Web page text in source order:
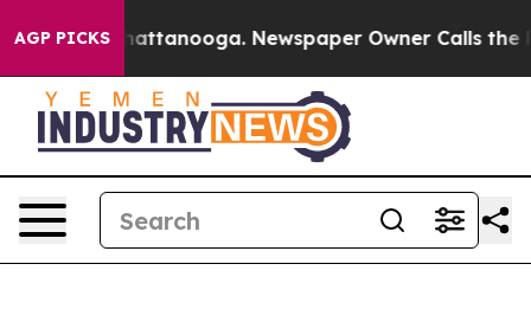
AGP PICKS
in Chattanooga. Newspaper Owner Calls the